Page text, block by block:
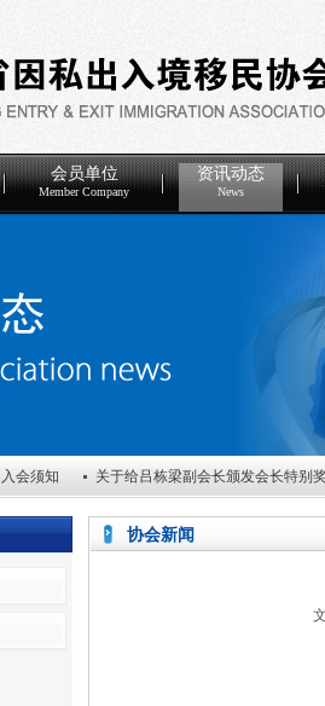
会员单位
Member Company
资讯动态
News
入会须知 关于给吕栋梁副会长颁发会长特别
关于表彰2025年度优秀会员单位的决定 关于
协会新闻